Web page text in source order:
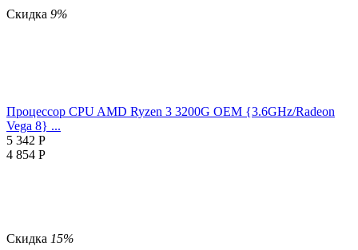
Скидка 9%
Процессор CPU AMD Ryzen 3 3200G OEM {3.6GHz/Radeon
Vega 8} ...
5 342 Р
4 854 Р
Скидка 15%